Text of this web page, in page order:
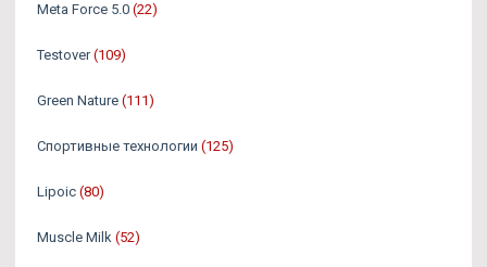
Meta Force 5.0 (22)
Testover (109)
Green Nature (111)
Спортивные технологии (125)
Lipoic (80)
Muscle Milk (52)